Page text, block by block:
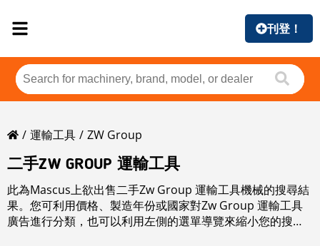
刊登！
運輸工具
ZW Group
二手ZW GROUP 運輸工具
此為Mascus上欲出售二手Zw Group 運輸工具機械的搜尋結
果。您可利用價格、製造年份或國家對Zw Group 運輸工具
廣告進行分類，也可以利用左側的選單導覽來縮小您的搜